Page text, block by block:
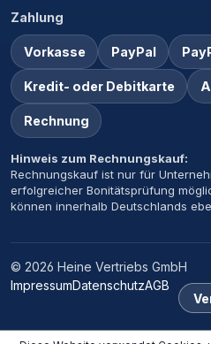
Zahlung
Vorkasse PayPal
Kredit- oder Debitkarte
Rechnung
Hinweis zum Rechnungskauf:
Rechnungskauf ist nur für
erfolgreicher Bonitätsprüfung
können innerhalb Deutschlands
© 2026 Heine Vertriebs GmbH
ImpressumDatenschutzAGB